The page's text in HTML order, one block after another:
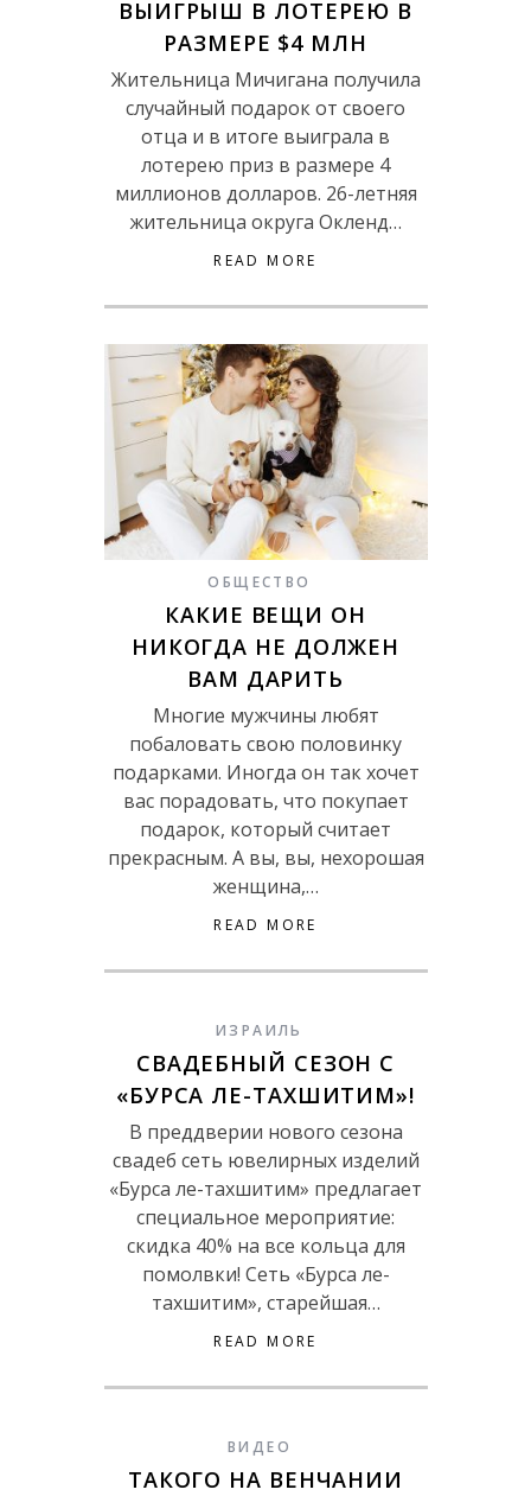
ВЫИГРЫШ В ЛОТЕРЕЮ В
РАЗМЕРЕ $4 МЛН
Жительница Мичигана получила
случайный подарок от своего
отца и в итоге выиграла в
лотерею приз в размере 4
миллионов долларов. 26-летняя
жительница округа Окленд…
READ MORE
ОБЩЕСТВО
КАКИЕ ВЕЩИ ОН
НИКОГДА НЕ ДОЛЖЕН
ВАМ ДАРИТЬ
Многие мужчины любят
побаловать свою половинку
подарками. Иногда он так хочет
вас порадовать, что покупает
подарок, который считает
прекрасным. А вы, вы, нехорошая
женщина,…
READ MORE
ИЗРАИЛЬ
СВАДЕБНЫЙ СЕЗОН С
«БУРСА ЛЕ-ТАХШИТИМ»!
В преддверии нового сезона
свадеб сеть ювелирных изделий
«Бурса ле-тахшитим» предлагает
специальное мероприятие:
скидка 40% на все кольца для
помолвки! Сеть «Бурса ле-
тахшитим», старейшая…
READ MORE
ВИДЕО
ТАКОГО НА ВЕНЧАНИИ